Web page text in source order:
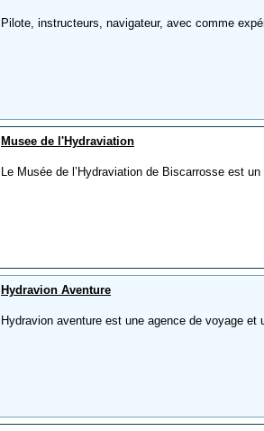
Pilote, instructeurs, navigateur, avec comme
Musee de l'Hydraviation
Le Musée de l’Hydraviation de Biscarrosse est
Hydravion Aventure
Hydravion aventure est une agence de voyage et